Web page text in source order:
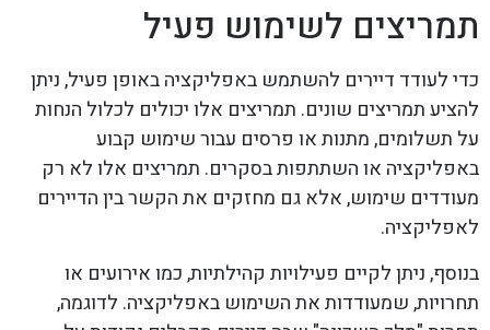
תמריצים לשימוש פעיל
כדי לעודד דיירים להשתמש באפליקציה באופן פעיל, ניתן
להציע תמריצים שונים. תמריצים אלו יכולים לכלול הנחות
על תשלומים, מתנות או פרסים עבור שימוש קבוע
באפליקציה או השתתפות בסקרים. תמריצים אלו לא רק
מעודדים שימוש, אלא גם מחזקים את הקשר בין הדיירים
לאפליקציה.
בנוסף, ניתן לקיים פעילויות קהילתיות, כמו אירועים או
תחרויות, שמעודדות את השימוש באפליקציה. לדוגמה,